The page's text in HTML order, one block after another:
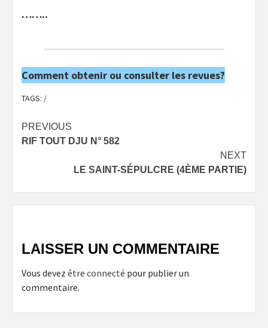
……..
Comment obtenir ou consulter les revues?
TAGS: /
Post
navigation
PREVIOUS
RIF TOUT DJU N° 582
NEXT
LE SAINT-SÉPULCRE (4ÈME PARTIE)
LAISSER UN COMMENTAIRE
Vous devez être connecté pour publier un
commentaire.